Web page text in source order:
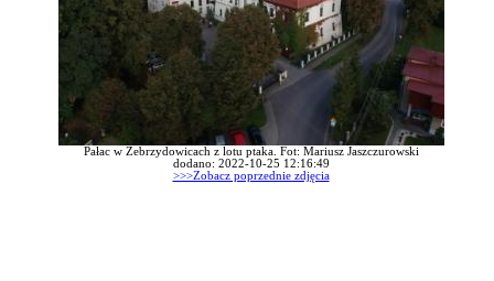
Pałac w Zebrzydowicach z lotu ptaka. Fot: Mariusz Jaszczurowski
dodano: 2022-10-25 12:16:49
>>>Zobacz poprzednie zdjęcia